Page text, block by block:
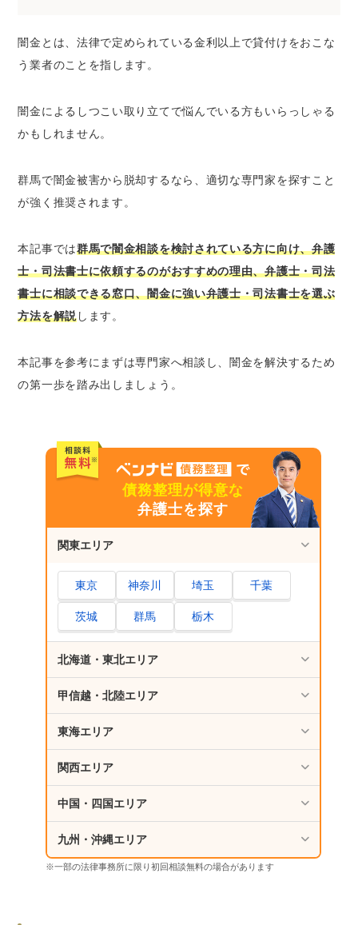
闇金に注力している弁護士・司法書士事務所
を選ぶ
無料相談を実施している弁護士・司法書士事
務所を選ぶ
口コミや評判が良いか確認する
群馬で闇金について弁護士・司法書士に相談で
ベンナビ債務整理｜初回相談無料・電話相談
OKの弁護士が見つかる
法テラス
群馬弁護士会
群馬で闇金について相談できるその他のおすす
口
日本貸金業協会
群馬内の市役所・区役所などの自治体の多重
債務者相談窓口
そのほかの闇金相談窓口
るデメリットはあるの？
群馬で闇金を弁護士・司法書士に相談・依頼す
るメリット
代理人を立てると取り立てが直接くることが
なくなる
闇金以外の借金に関しても、あなたの状況に
がおすすめ
闇金とは、法律で定められている金利以上で貸付けをおこな
う業者のことを指します。
闇金によるしつこい取り立てで悩んでいる方もいらっしゃる
かもしれません。
群馬で闇金被害から脱却するなら、適切な専門家を探すこと
が強く推奨されます。
本記事では群馬で闇金相談を検討されている方に向け、弁護
士・司法書士に依頼するのがおすすめの理由、弁護士・司法
書士に相談できる窓口、闇金に強い弁護士・司法書士を選ぶ
方法を解説します。
本記事を参考にまずは専門家へ相談し、闇金を解決するため
の第一歩を踏み出しましょう。
債務整理が得意な
弁護士を探す
関東エリア
東京 神奈川 埼玉 千葉
茨城 群馬 栃木
北海道・東北エリア
甲信越・北陸エリア
東海エリア
関西エリア
中国・四国エリア
九州・沖縄エリア
※一部の法律事務所に限り初回相談無料の場合があります